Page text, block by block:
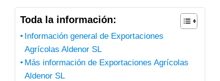
Toda la información:
Información general de Exportaciones
Agrícolas Aldenor SL
Más información de Exportaciones Agrícolas
Aldenor SL